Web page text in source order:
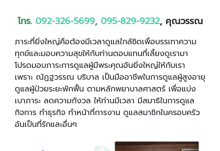
โทร. 092-326-5699, 095-829-9232, คุณวรรณ
ภาระที่ยิ่งใหญ่คือต้องมีเวลาดูแลใกล้ชิดเพื่อบรรเทาความ
ทุกข์และมอบความสุขให้กับท่านตอบแทนที่เลี้ยงดูเรามา
โปรดมอบภาระการดูแลผู้มีพระคุณอันยิ่งใหญ่ให้กับเรา
เพราะ ณัฏฐวรรณ บริบาล เป็นมืออาชีพในการดูแลผู้สูงอายุ
ดูแลผู้ป่วยระยะพักฟื้น ตามหลักพยาบาลศาสตร์ เพื่อแบ่ง
เบาภาระ ลดความกังวล ให้ท่านมีเวลา มีสมาธิในการดูแล
กิจการ ทำธุรกิจ ทำหน้าที่การงาน ดูแลสมาชิกในครอบครัว
อันเป็นที่รักและอื่นๆ